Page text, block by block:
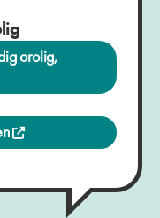
orolig,